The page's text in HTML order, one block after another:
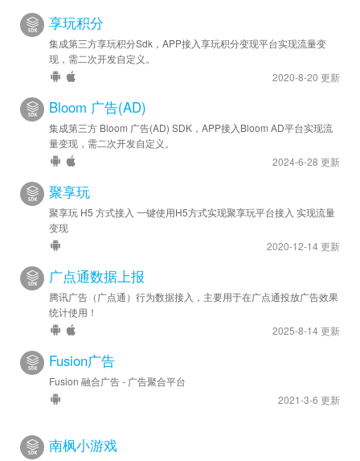
享玩积分
集成第三方享玩积分Sdk，APP接入享玩积分变现平台实现流量变
现，需二次开发自定义。
2020-8-20 更新
Bloom 广告(AD)
集成第三方 Bloom 广告(AD) SDK，APP接入Bloom AD平台实现流
量变现，需二次开发自定义。
2024-6-28 更新
聚享玩
聚享玩 H5 方式接入 一键使用H5方式实现聚享玩平台接入 实现流量
变现
2020-12-14 更新
广点通数据上报
腾讯广告（广点通）行为数据接入，主要用于在广点通投放广告效果
统计使用！
2025-8-14 更新
Fusion广告
Fusion 融合广告 - 广告聚合平台
2021-3-6 更新
南枫小游戏